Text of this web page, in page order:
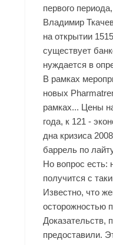
первого
Владимир
на открытии
существует
нуждается в
В рамках
новых
рамках... Цены
года, к 121 -
дна кризиса
баррель по
Но вопрос есть:
получится с
Известно, что
осторожностью
Доказательств,
предоставили.